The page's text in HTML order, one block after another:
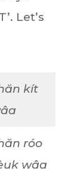
Let’s
kít
róo
wâa